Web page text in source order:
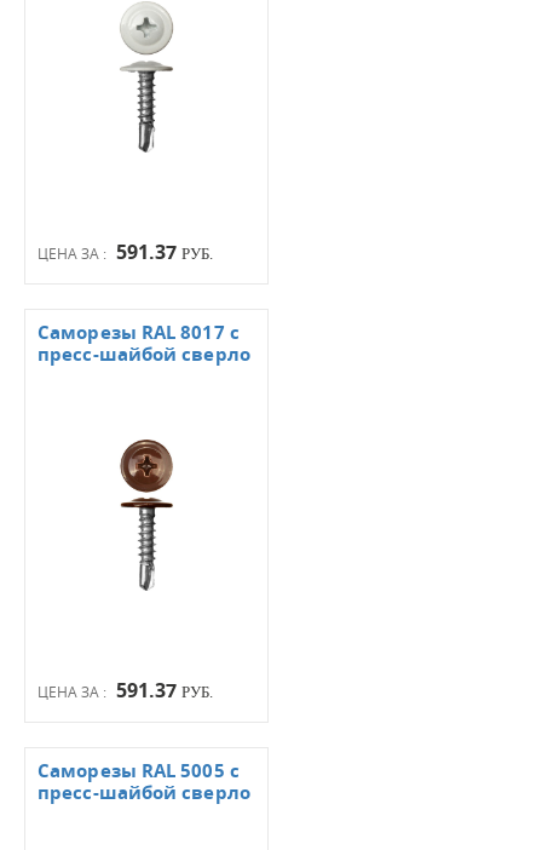
ЦЕНА ЗА : 591.37 РУБ.
ЦЕНА ЗА : 591.37 РУБ.
Саморезы RAL 8017 с
пресс-шайбой сверло
Саморезы RAL 5005 с
пресс-шайбой сверло